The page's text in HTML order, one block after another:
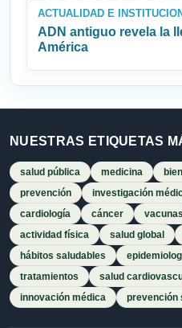
ACTUALIDAD E
ADN antiguo revela la
América
NUESTRAS ETIQUETAS
salud pública medicina
prevención
investigación
cardiología
cáncer vacunas
actividad física
salud global
hábitos saludables
tratamientos
salud
innovación médica
prevención